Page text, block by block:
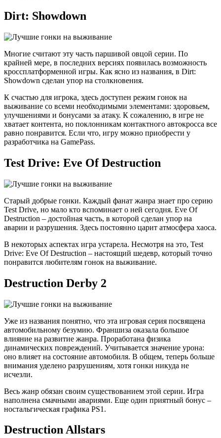
Dirt: Showdown
Многие считают эту часть паршивой овцой серии. По
крайней мере, в последних версиях появилась возможность
кроссплатформенной игры. Как ясно из названия, в Dirt:
Showdown сделан упор на столкновения.
К счастью для игрока, здесь доступен режим гонок на
выживание со всеми необходимыми элементами: здоровьем,
улучшениями и бонусами за атаку. К сожалению, в игре не
хватает контента, но поклонникам контактного автокросса все
равно понравится. Если что, игру можно приобрести у
разработчика на GamePass.
Test Drive: Eve Of Destruction
Старый добрые гонки. Каждый фанат жанра знает про серию
Test Drive, но мало кто вспоминает о ней сегодня. Eve Of
Destruction – достойная часть, в которой сделан упор на
аварии и разрушения. Здесь постоянно царит атмосфера хаоса.
В некоторых аспектах игра устарела. Несмотря на это, Test
Drive: Eve Of Destruction – настоящий шедевр, который точно
понравится любителям гонок на выживание.
Destruction Derby 2
Уже из названия понятно, что эта игровая серия посвящена
автомобильному безумию. Франшиза оказала большое
влияние на развитие жанра. Проработана физика
динамических повреждений. Учитывается значение урона:
оно влияет на состояние автомобиля. В общем, теперь больше
внимания уделено разрушениям, хотя гонки никуда не
исчезли.
Весь жанр обязан своим существованием этой серии. Игра
наполнена смачными авариями. Еще один приятный бонус –
ностальгическая графика PS1.
Destruction Allstars